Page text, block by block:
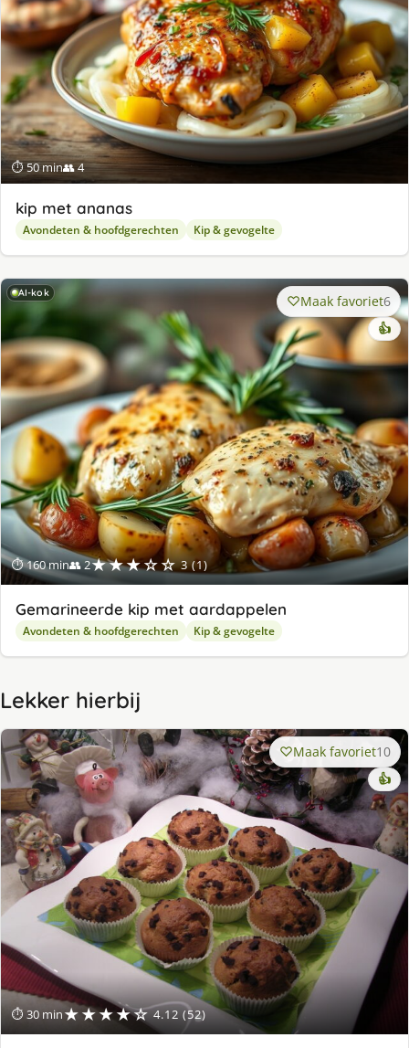
⏱ 50 min👥 4
kip met ananas
Avondeten & hoofdgerechten Kip & gevogelte
AI-kok
⏱ 160 min👥 2★★★☆☆ 3 (1)
Maak favoriet6
👍
Gemarineerde kip met aardappelen
Avondeten & hoofdgerechten Kip & gevogelte
Lekker hierbij
⏱ 30 min★★★★☆ 4.12 (52)
Maak favoriet10
👍